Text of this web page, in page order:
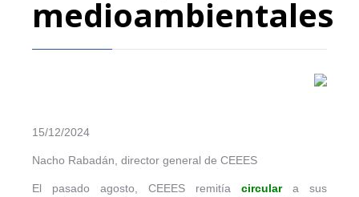
medioambientales
15/12/2024
Nacho Rabadán, director general de CEEES
El pasado agosto, CEEES remitía circulara sus